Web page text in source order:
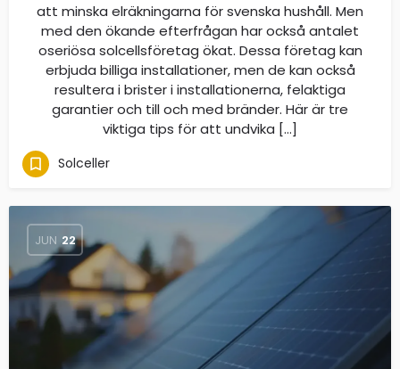
att minska elräkningarna för svenska hushåll. Men
med den ökande efterfrågan har också antalet
oseriösa solcellsföretag ökat. Dessa företag kan
erbjuda billiga installationer, men de kan också
resultera i brister i installationerna, felaktiga
garantier och till och med bränder. Här är tre
viktiga tips för att undvika […]
Solceller
JUN 22